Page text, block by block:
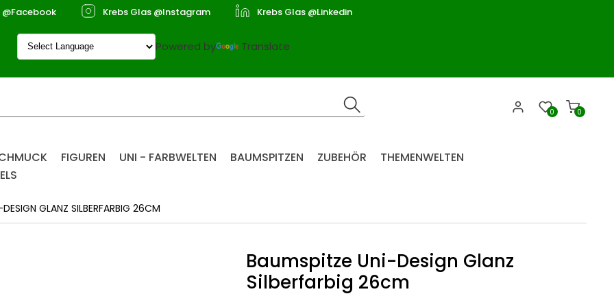
@Facebook Krebs Glas @Instagram Krebs Glas @Linkedin
Powered by Translate
0
0
FIGUREN UNI - FARBWELTEN BAUMSPITZEN ZUBEHÖR
THEMENWELTEN
GLANZ SILBERFARBIG 26CM
Baumspitze Uni-Design Glanz
Silberfarbig 26cm